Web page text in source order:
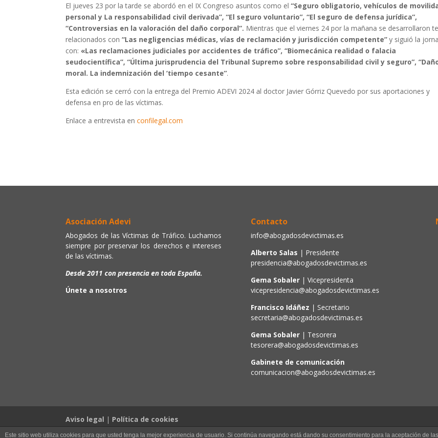
El jueves 23 por la tarde se abordó en el IX Congreso asuntos como el“Seguro obligatorio, vehículos de
personal y La responsabilidad civil derivada”, “El seguro voluntario”, “El seguro de defensa jurídica”,
“Controversias en la valoración del daño corporal”. Mientras que el viernes 24 por la mañana se desarrollaron
relacionados con“Las negligencias médicas, vías de reclamación y jurisdicción competente” y siguió la
con: «Las reclamaciones judiciales por accidentes de tráfico”, “Biomecánica realidad o falacia
seudocientífica”, “Última jurisprudencia del Tribunal Supremo sobre responsabilidad civil y seguro”,
moral. La indemnización del ‘tiempo cesante”.
Esta edición se cerró con la entrega del Premio ADEVI 2024 al doctor Javier Górriz Quevedo por sus aportaciones y
defensa en pro de las víctimas.
Enlace a entrevista enconfilegal.com
Asociación Adevi
Abogados de las Víctimas de Tráfico. Luchamos
siempre por preservar los derechos e intereses
de las víctimas.
Desde 2011 con presencia en toda España.
Únete a nosotros
Contacto
info@abogadosdevictimas.es
Alberto Salas | Presidente
presidencia@abogadosdevictimas.es
Gema Sobaler | Vicepresidenta
vicepresidencia@abogadosdevictimas.es
Francisco Idáñez | Secretario
secretaria@abogadosdevictimas.es
Gema Sobaler| Tesorera
tesorera@abogadosdevictimas.es
Gabinete de comunicación
comunicacion@abogadosdevictimas.es
Aviso legal | Política de cookies
Este sitio web utiliza cookies para que usted tenga la mejor experiencia de usuario. Si continúa navegando está dando su consentimiento para la aceptación de